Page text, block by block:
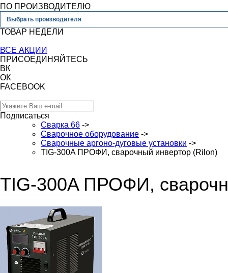
ПО ПРОИЗВОДИТЕЛЮ
Выбрать производителя
ТОВАР НЕДЕЛИ
ВСЕ АКЦИИ
ПРИСОЕДИНЯЙТЕСЬ
ВК
ОК
FACEBOOK
Подписаться
Сварка 66 ->
Сварочное оборудование ->
Сварочные аргоно-дуговые установки ->
TIG-300A ПРОФИ, сварочный инвертор (Rilon)
TIG-300A ПРОФИ,